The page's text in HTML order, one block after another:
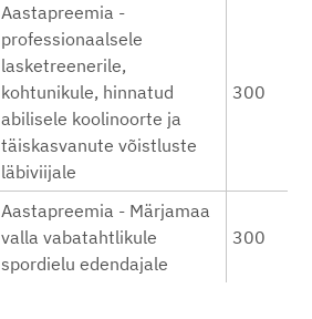
Aastapreemia -
professionaalsele
lasketreenerile,
kohtunikule, hinnatud
abilisele koolinoorte ja
täiskasvanute võistluste
läbiviijale
300
Aastapreemia - Märjamaa
valla vabatahtlikule
spordielu edendajale
300